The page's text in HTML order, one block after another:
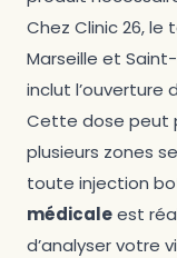
Chez Clinic 26, le
Marseille et
inclut l’ouverture
Cette dose peut
plusieurs zones
toute injection
médicaleest
d’analyser votre